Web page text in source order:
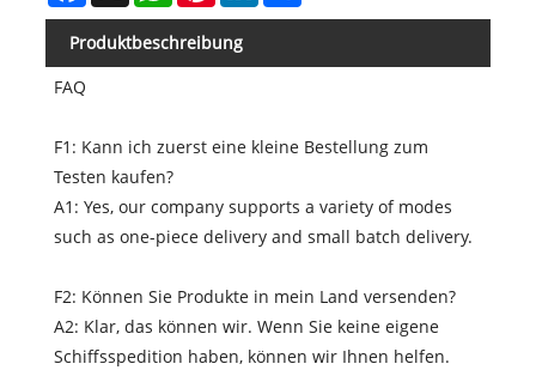
Produktbeschreibung
FAQ
F1: Kann ich zuerst eine kleine Bestellung zum
Testen kaufen?
A1: Yes, our company supports a variety of modes
such as one-piece delivery and small batch delivery.
F2: Können Sie Produkte in mein Land versenden?
A2: Klar, das können wir. Wenn Sie keine eigene
Schiffsspedition haben, können wir Ihnen helfen.